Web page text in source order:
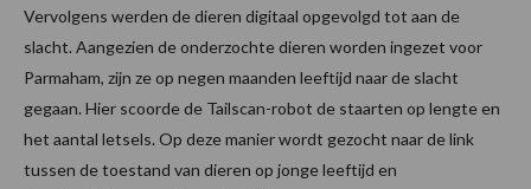
Vervolgens werden de dieren digitaal opgevolgd tot aan de
slacht. Aangezien de onderzochte dieren worden ingezet voor
Parmaham, zijn ze op negen maanden leeftijd naar de slacht
gegaan. Hier scoorde de Tailscan-robot de staarten op lengte en
het aantal letsels. Op deze manier wordt gezocht naar de link
tussen de toestand van dieren op jonge leeftijd en